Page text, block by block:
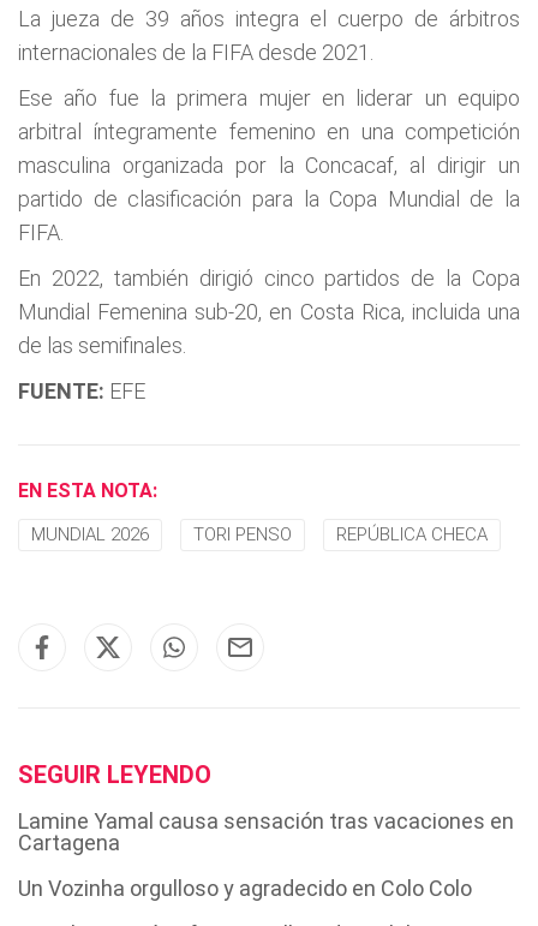
La jueza de 39 años integra el cuerpo de árbitros
internacionales de la FIFA desde 2021.
Ese año fue la primera mujer en liderar un equipo
arbitral íntegramente femenino en una competición
masculina organizada por la Concacaf, al dirigir un
partido de clasificación para la Copa Mundial de la
FIFA.
En 2022, también dirigió cinco partidos de la Copa
Mundial Femenina sub-20, en Costa Rica, incluida una
de las semifinales.
FUENTE: EFE
EN ESTA NOTA:
MUNDIAL 2026 TORI PENSO REPÚBLICA CHECA
SEGUIR LEYENDO
Lamine Yamal causa sensación tras vacaciones en
Cartagena
Un Vozinha orgulloso y agradecido en Colo Colo